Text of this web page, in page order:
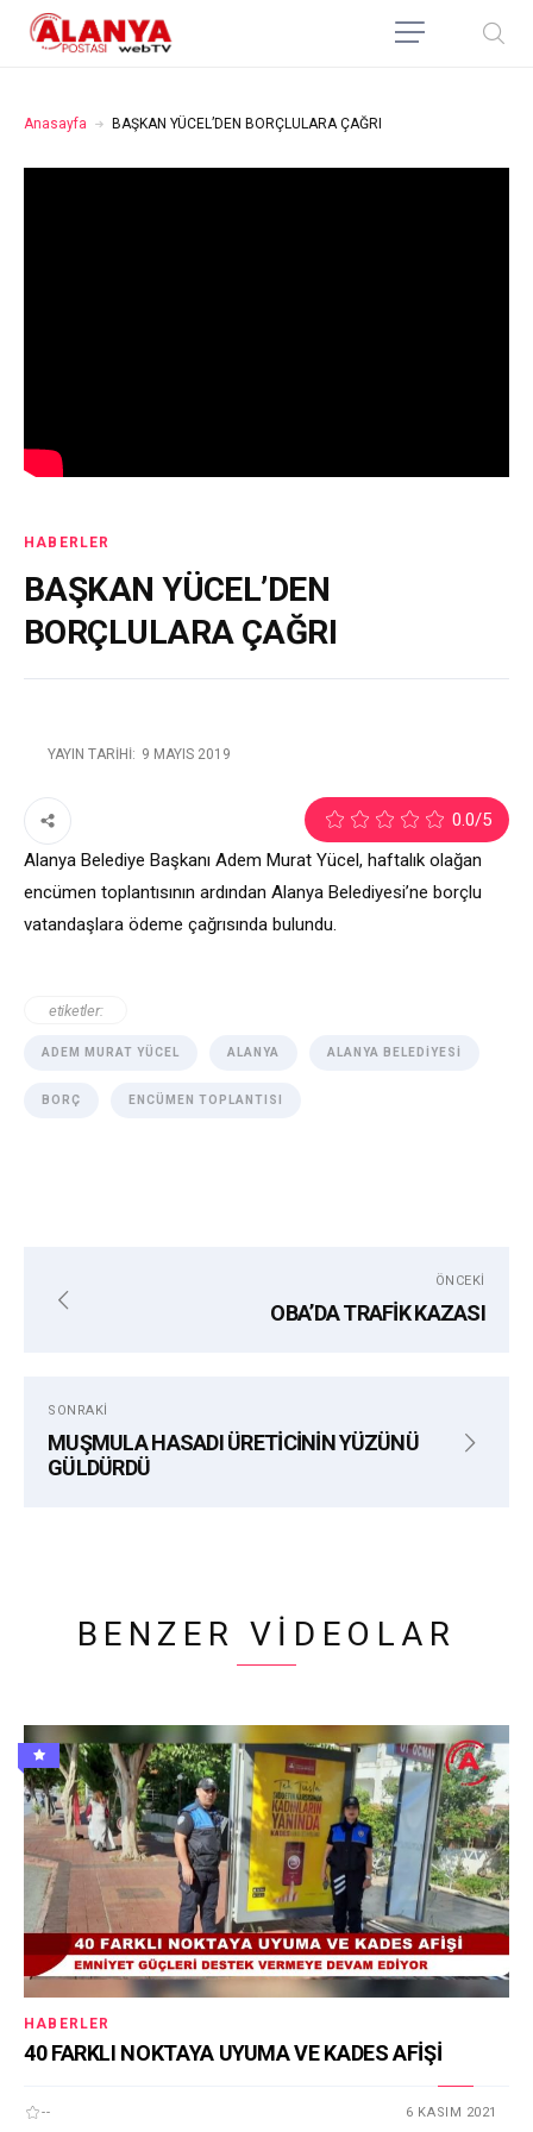
Anasayfa BAŞKAN YÜCEL’DEN BORÇLULARA ÇAĞRI
HABERLER
BAŞKAN YÜCEL’DEN
BORÇLULARA ÇAĞRI
YAYIN TARIHI: 9 MAYIS 2019
0.0/5
Alanya Belediye Başkanı Adem Murat Yücel, haftalık olağan
encümen toplantısının ardından Alanya Belediyesi’ne borçlu
vatandaşlara ödeme çağrısında bulundu.
etiketler:
ADEM MURAT YÜCEL ALANYA ALANYA BELEDIYESI
BORÇ ENCÜMEN TOPLANTISI
ÖNCEKI
OBA’DA TRAFİK KAZASI
SONRAKI
MUŞMULA HASADI ÜRETİCİNİN YÜZÜNÜ
GÜLDÜRDÜ
BENZER VIDEOLAR
HABERLER
40 FARKLI NOKTAYA UYUMA VE KADES AFİŞİ
-- 6 KASIM 2021